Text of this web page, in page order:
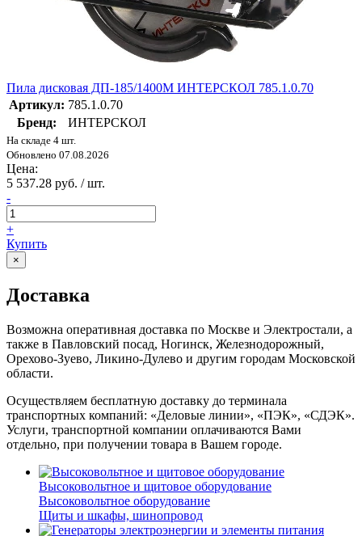
Пила дисковая ДП-185/1400М ИНТЕРСКОЛ 785.1.0.70
Артикул: 785.1.0.70
Бренд:
ИНТЕРСКОЛ
На складе 4 шт.
Обновлено 07.08.2026
Цена:
5 537.28 руб. / шт.
-
+
Купить
×
Доставка
Возможна оперативная доставка по Москве и Электростали, а
также в Павловский посад, Ногинск, Железнодорожный,
Орехово-Зуево, Ликино-Дулево и другим городам Московской
области.
Осуществляем бесплатную доставку до терминала
транспортных компаний: «Деловые линии», «ПЭК», «СДЭК».
Услуги, транспортной компании оплачиваются Вами
отдельно, при получении товара в Вашем городе.
Высоковольтное и щитовое оборудование
Высоковольтное оборудование
Щиты и шкафы, шинопровод